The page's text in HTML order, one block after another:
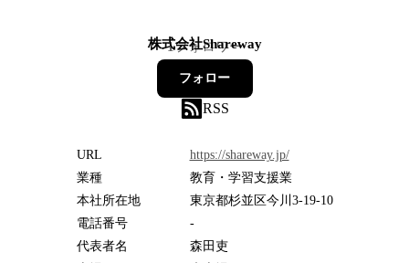
株式会社Shareway
1フォロワー
フォロー
RSS
URL
https://shareway.jp/
業種
教育・学習支援業
本社所在地
東京都杉並区今川3-19-10
電話番号
-
代表者名
森田吏